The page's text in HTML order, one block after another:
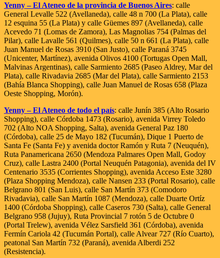
Yenny – El Ateneo de la provincia de Buenos Aires: calle
General Levalle 522 (Avellaneda), calle 48 n 700 (La Plata), calle
12 esquina 55 (La Plata) y calle Güemes 897 (Avellaneda), calle
Acevedo 71 (Lomas de Zamora), Las Magnolias 754 (Palmas del
Pilar), calle Lavalle 561 (Quilmes), calle 50 n 661 (La Plata), calle
Juan Manuel de Rosas 3910 (San Justo), calle Paraná 3745
(Unicenter, Martínez), avenida Olivos 4100 (Tortugas Open Mall,
Malvinas Argentinas), calle Sarmiento 2685 (Paseo Aldrey, Mar del
Plata), calle Rivadavia 2685 (Mar del Plata), calle Sarmiento 2153
(Bahía Blanca Shopping), calle Juan Manuel de Rosas 658 (Plaza
Oeste Shopping, Morón).
Yenny – El Ateneo de todo el país: calle Junín 385 (Alto Rosario
Shopping), calle Córdoba 1473 (Rosario), avenida Virrey Toledo
702 (Alto NOA Shopping, Salta), avenida General Paz 180
(Córdoba), calle 25 de Mayo 182 (Tucumán), Dique 1 Puerto de
Santa Fe (Santa Fe) y avenida doctor Ramón y Ruta 7 (Neuquén),
Ruta Panamericana 2650 (Mendoza Palmares Open Mall, Godoy
Cruz), calle Lastra 2400 (Portal Neuquén Patagonia), avenida del IV
Centenario 3535 (Corrientes Shopping), avenida Acceso Este 3280
(Plaza Shopping Mendoza), calle Nansen 233 (Portal Rosario), calle
Belgrano 801 (San Luis), calle San Martín 373 (Comodoro
Rivadavia), calle San Martín 1087 (Mendoza), calle Duarte Ortíz
1400 (Córdoba Shopping), calle Caseros 730 (Salta), calle General
Belgrano 958 (Jujuy), Ruta Provincial 7 rotón 5 de Octubre 0
(Portal Trelew), avenida Vélez Sarsfield 361 (Córdoba), avenida
Fermín Cariola 42 (Tucumán Portal), calle Alvear 727 (Río Cuarto),
peatonal San Martín 732 (Paraná), avenida Alberdi 252
(Resistencia).